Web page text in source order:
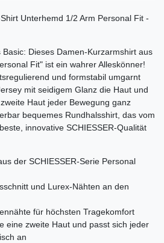
Unterhemd 1/2 Arm Personal Fit -
Dieses Damen-Kurzarmshirt aus
Fit" ist ein wahrer Alleskönner!
und formstabil umgarnt
mit seidigem Glanz die Haut und
Haut jeder Bewegung ganz
bequemes Rundhalsshirt, das vom
innovative SCHIESSER-Qualität
der SCHIESSER-Serie Personal
und Lurex-Nähten an den
für höchsten Tragekomfort
eine zweite Haut und passt sich jeder
an